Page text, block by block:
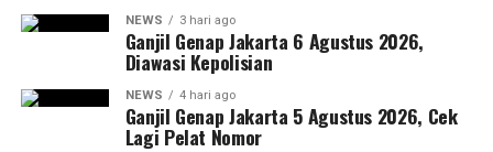
NEWS 3 hari ago
Ganjil Genap Jakarta 6 Agustus 2026,
Diawasi Kepolisian
NEWS 4 hari ago
Ganjil Genap Jakarta 5 Agustus 2026, Cek
Lagi Pelat Nomor